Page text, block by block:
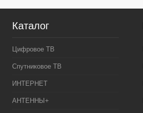
Каталог
Цифровое ТВ
Спутниковое ТВ
ИНТЕРНЕТ
АНТЕННЫ+